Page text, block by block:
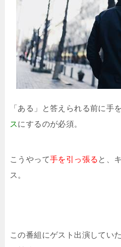
「ある」と答えられる前に手
スにするのが必須。
こうやって手を引っ張る と、
ス。
この番組にゲスト出演してい